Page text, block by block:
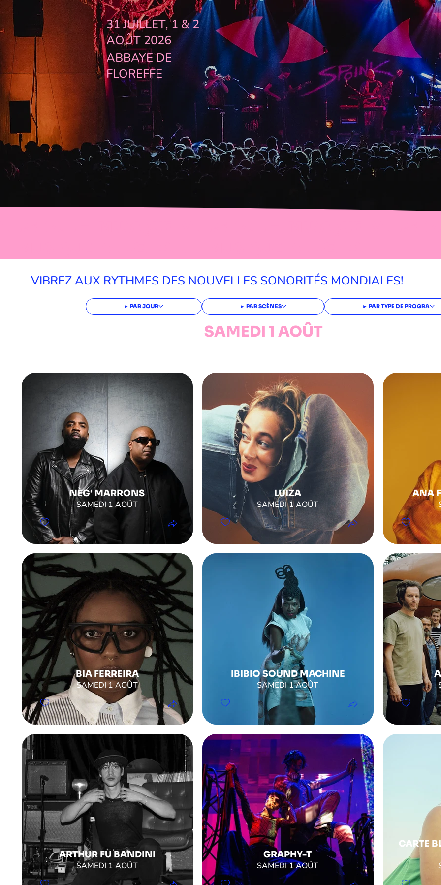
31 JUILLET, 1 & 2
AOÛT 2026
ABBAYE DE
FLOREFFE
VIBREZ AUX RYTHMES DES NOUVELLES SONORITÉS MONDIALES!
► PAR JOUR ► PAR SCÈNES ► PAR TYPE DE PROGRA
SAMEDI 1 AOÛT
NÈG' MARRONS
SAMEDI 1 AOÛT
LUIZA
SAMEDI 1 AOÛT
ANA
BIA FERREIRA
SAMEDI 1 AOÛT
IBIBIO SOUND MACHINE
SAMEDI 1 AOÛT
ARTHUR FU BANDINI
SAMEDI 1 AOÛT
GRAPHY-T
SAMEDI 1 AOÛT
CARTE